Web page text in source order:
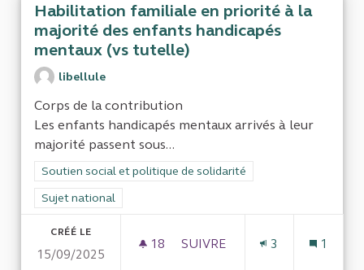
Habilitation familiale en priorité à la
majorité des enfants handicapés
mentaux (vs tutelle)
libellule
Corps de la contribution
Les enfants handicapés mentaux arrivés à leur
majorité passent sous...
Filtrer les résultats de la catégorie : Soutien social et
Soutien social et politique de solidarité
Filtrer les résultats pour le secteur : Sujet national
Sujet national
CRÉÉ LE
15/09/2025
18 18 ABONNÉS
SUIVRE
3 1